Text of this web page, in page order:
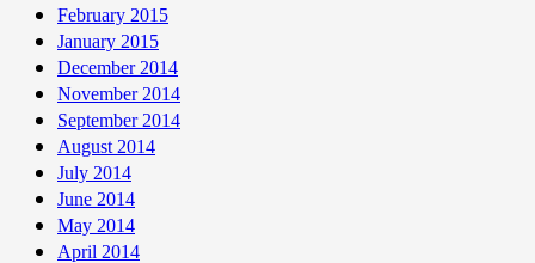
February 2015
January 2015
December 2014
November 2014
September 2014
August 2014
July 2014
June 2014
May 2014
April 2014